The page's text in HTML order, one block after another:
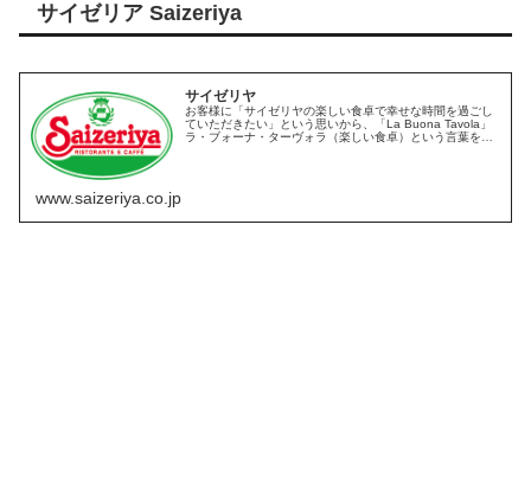
サイゼリア Saizeriya
サイゼリヤ
お客様に「サイゼリヤの楽しい食卓で幸せな時間を過ごし
ていただきたい」という思いから、「La Buona Tavola」
ラ・ブォーナ・ターヴォラ（楽しい食卓）という言葉を掲
www.saizeriya.co.jp